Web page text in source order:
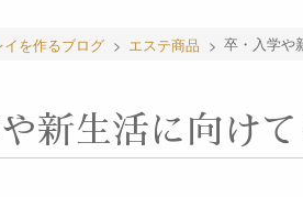
を作るブログ > エステ商品 > 卒・入学や
新生活に向け